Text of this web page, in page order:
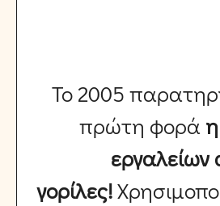
Το 2005
πρώτη φορά
εργαλείων
γορίλες!